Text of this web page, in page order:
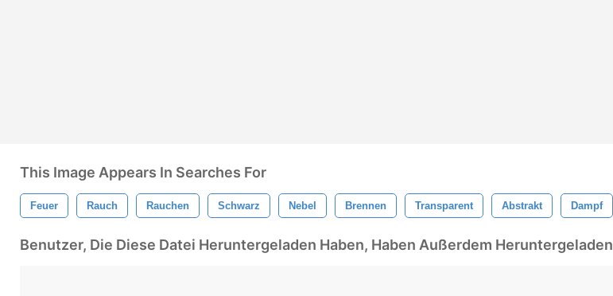
This Image Appears In Searches For
Feuer Rauch Rauchen Schwarz Nebel Brennen Transparent Abstrakt Dampf
Benutzer, Die Diese Datei Heruntergeladen Haben, Haben Außerdem Heruntergeladen